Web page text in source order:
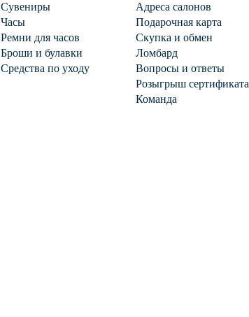
Сувениры
Часы
Ремни для часов
Броши и булавки
Средства по уходу
Адреса салонов
Подарочная карта
Скупка и обмен
Ломбард
Вопросы и ответы
Розыгрыш сертификата
Команда